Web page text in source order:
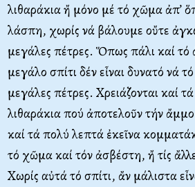
λιθαράκια ἤ μόνο μέ τό χῶμα ἀπ’
λάσπη, χωρίς νά βάλουμε οὔτε
μεγάλες πέτρες. Ὅπως πάλι καί τό
μεγάλο σπίτι δέν εἶναι δυνατό νά
μεγάλες πέτρες. Χρειάζονται καί
λιθαράκια πού ἀποτελοῦν τήν
καί τά πολύ λεπτά ἐκεῖνα
τό χῶμα καί τόν ἀσβέστη, ἤ τίς
Χωρίς αὐτά τό σπίτι, ἄν μάλιστα